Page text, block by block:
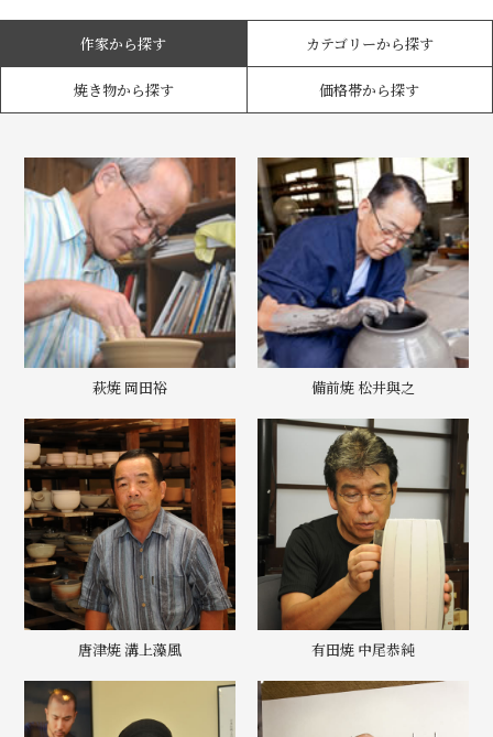
作家から探す カテゴリーから探す
焼き物から探す 価格帯から探す
萩焼 岡田裕 備前焼 松井與之
唐津焼 溝上藻風 有田焼 中尾恭純